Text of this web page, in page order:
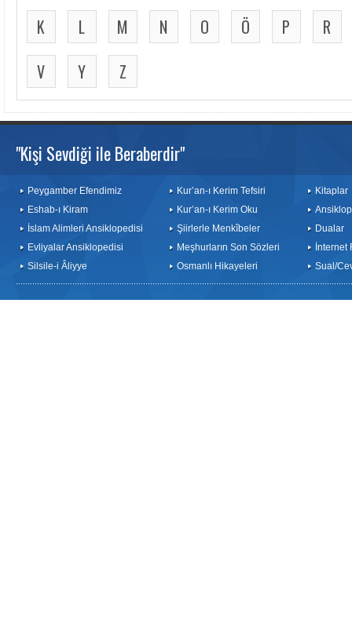
K
L M N O Ö P
R
V
Y Z
"Kişi Sevdiği ile Beraberdir"
Peygamber Efendimiz
Eshab-ı Kiram
İslam Alimleri Ansiklopedisi
Evliyalar Ansiklopedisi
Silsile-i Âliyye
Kur’an-ı Kerim Tefsiri
Kur’an-ı Kerim Oku
Şiirlerle Menkîbeler
Meşhurların Son Sözleri
Osmanlı Hikayeleri
Kitaplar
Dualar
İnternet
Sual/